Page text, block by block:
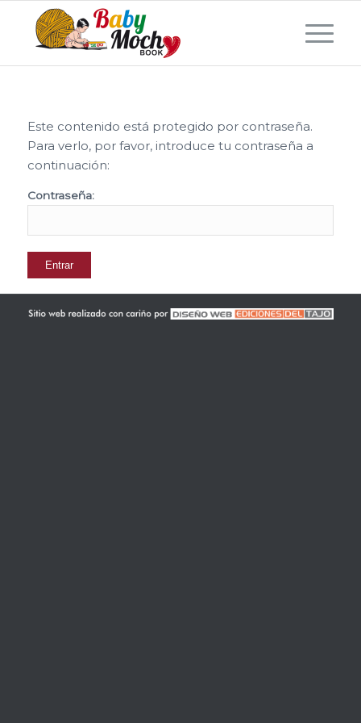
Este contenido está protegido por contraseña.
Para verlo, por favor, introduce tu contraseña a
continuación:
Contraseña: